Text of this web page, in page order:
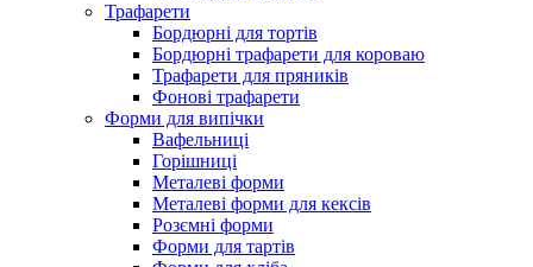
Трафарети
Бордюрні для тортів
Бордюрні трафарети для короваю
Трафарети для пряників
Фонові трафарети
Форми для випічки
Вафельниці
Горішниці
Металеві форми
Металеві форми для кексів
Розємні форми
Форми для тартів